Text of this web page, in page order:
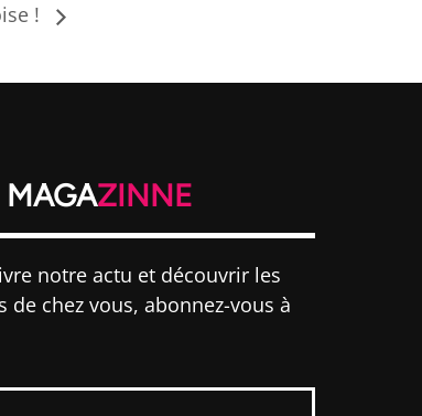
!
ZINNE
notre actu et découvrir les
chez vous, abonnez-vous à